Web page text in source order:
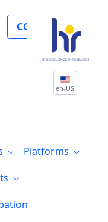
COLLABORATE
en-US
Platforms